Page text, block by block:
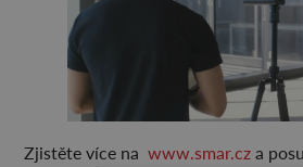
Zjistěte více nawww.smar.cza